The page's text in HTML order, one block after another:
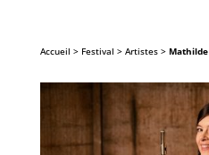
Accueil > Festival > Artistes > Mathilde